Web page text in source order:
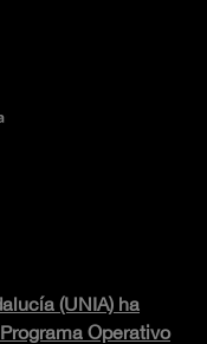
(UNIA) ha
Operativo